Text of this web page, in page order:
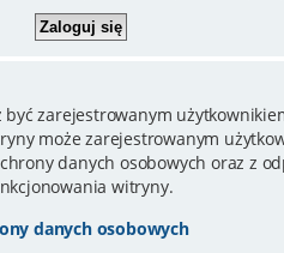
być zarejestrowanym
może zarejestrowanym
danych osobowych oraz z
witryny.
danych osobowych